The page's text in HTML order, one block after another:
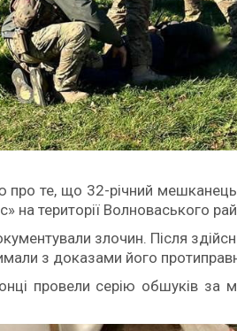
про те, що 32-річний
на території Волноваського
злочин. Після
з доказами його
провели серію обшуків за